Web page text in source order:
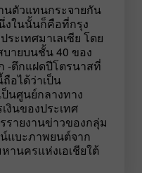
นตัวแทนกระจายกัน
งในนั้นก็คือที่กรุง
ะเทศมาเลเซีย โดย
ายบนชั้น 40 ของ
-ตึกแฝดปีโตรนาสที่
อได้ว่าเป็น
นศูนย์กลางทาง
งินของประเทศ
รายงานข่าวของกลุ่ม
แบะภาพยนต์จาก
านครแห่งเอเชียใต้